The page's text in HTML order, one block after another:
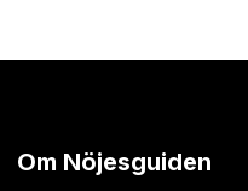
Om Nöjesguiden